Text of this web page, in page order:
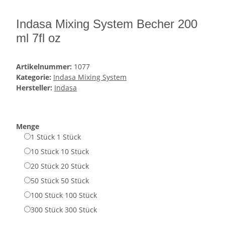
Indasa Mixing System Becher 200
ml 7fl oz
Artikelnummer: 1077
Kategorie: Indasa Mixing System
Hersteller: Indasa
Menge
1 Stück 1 Stück
10 Stück 10 Stück
20 Stück 20 Stück
50 Stück 50 Stück
100 Stück 100 Stück
300 Stück 300 Stück